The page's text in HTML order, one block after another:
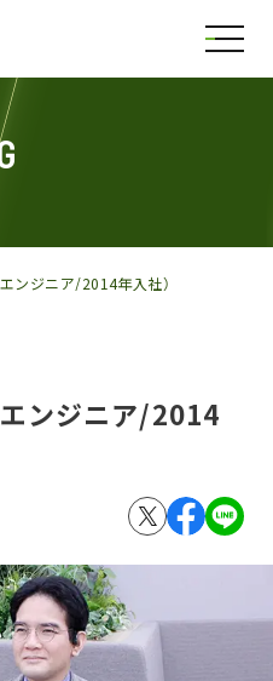
ンジニア/2014年入社）
ンジニア/2014